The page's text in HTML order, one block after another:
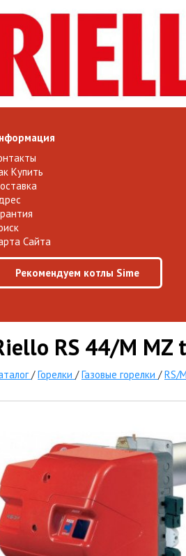
Купить
Сайта
Рекомендуем котлы Sime
RS 44/M MZ
/Горелки /Газовые горелки /RS/